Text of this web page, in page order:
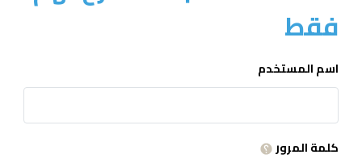
فقط
اسم المستخدم
كلمة المرور